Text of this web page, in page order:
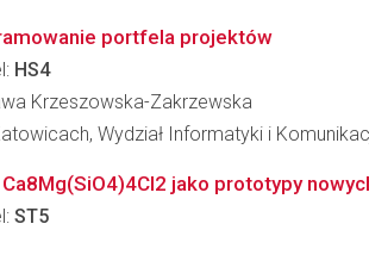
portfela projektów
HS4
Krzeszowska-Zakrzewska
Wydział Informatyki i
jako prototypy
ST5